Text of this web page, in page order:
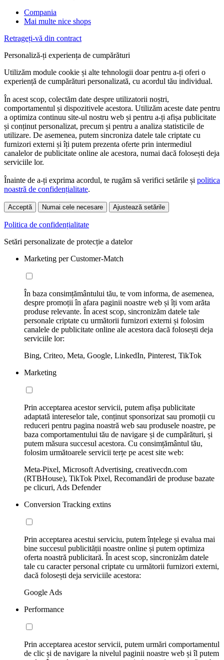
Compania
Mai multe nice shops
Retrageți-vă din contract
Personaliză-ți experiența de cumpărături
Utilizăm module cookie și alte tehnologii doar pentru a-ți oferi o
experiență de cumpărături personalizată, cu acordul tău individual.
În acest scop, colectăm date despre utilizatorii noștri,
comportamentul și dispozitivele acestora. Utilizăm aceste date pentru
a optimiza continuu site-ul nostru web și pentru a-ți afișa publicitate
și conținut personalizat, precum și pentru a analiza statisticile de
utilizare. De asemenea, putem sincroniza datele tale criptate cu
furnizori externi și îți putem prezenta oferte prin intermediul
canalelor de publicitate online ale acestora, numai dacă folosești deja
serviciile lor.
Înainte de a-ți exprima acordul, te rugăm să verifici setările și politica
noastră de confidențialitate.
Acceptă Numai cele necesare Ajustează setările
Politica de confidențialitate
Setări personalizate de protecție a datelor
Marketing per Customer-Match
În baza consimțământului tău, te vom informa, de asemenea,
despre promoții în afara paginii noastre web și îți vom arăta
produse relevante. În acest scop, sincronizăm datele tale
personale criptate cu următorii furnizori externi și folosim
canalele de publicitate online ale acestora dacă folosești deja
serviciile lor:
Bing, Criteo, Meta, Google, LinkedIn, Pinterest, TikTok
Marketing
Prin acceptarea acestor servicii, putem afișa publicitate
adaptată intereselor tale, conținut sponsorizat sau promoții cu
reduceri pentru pagina noastră web sau produsele noastre, pe
baza comportamentului tău de navigare și de cumpărături, și
putem măsura succesul acestora. Cu consimțământul tău,
folosim următoarele servicii terțe pe acest site web:
Meta-Pixel, Microsoft Advertising, creativecdn.com
(RTBHouse), TikTok Pixel, Recomandări de produse bazate
pe clicuri, Ads Defender
Conversion Tracking extins
Prin acceptarea acestui serviciu, putem înțelege și evalua mai
bine succesul publicității noastre online și putem optimiza
oferta noastră publicitară. În acest scop, sincronizăm datele
tale cu caracter personal criptate cu următorii furnizori externi,
dacă folosești deja serviciile acestora:
Google Ads
Performance
Prin acceptarea acestor servicii, putem urmări comportamentul
de clic și de navigare la nivelul paginii noastre web și îl putem